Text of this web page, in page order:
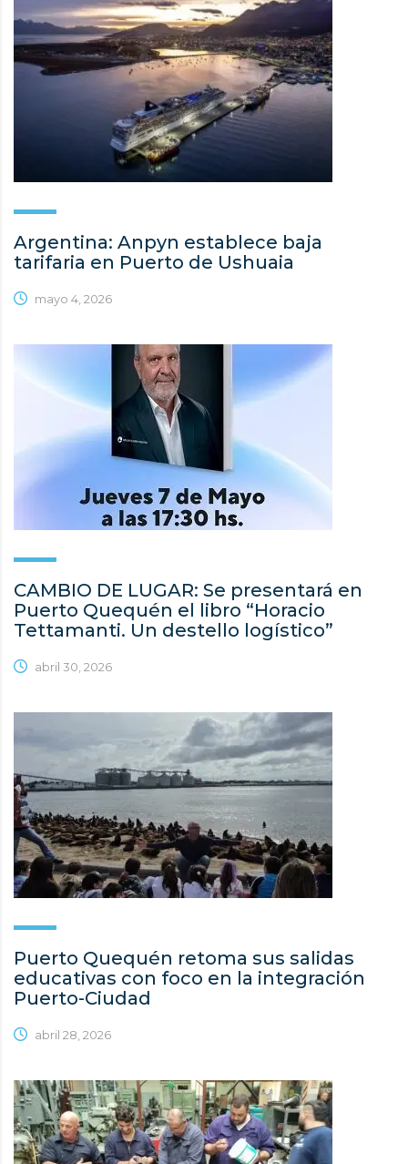
Argentina: Anpyn establece baja
tarifaria en Puerto de Ushuaia
mayo 4, 2026
CAMBIO DE LUGAR: Se presentará en
Puerto Quequén el libro “Horacio
Tettamanti. Un destello logístico”
abril 30, 2026
Puerto Quequén retoma sus salidas
educativas con foco en la integración
Puerto-Ciudad
abril 28, 2026